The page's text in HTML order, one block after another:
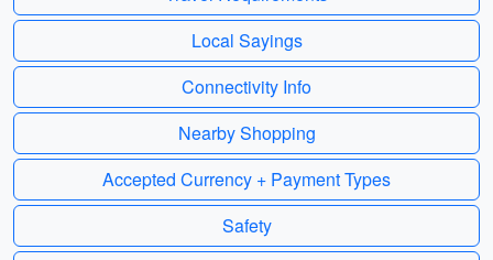
Local Sayings
Connectivity Info
Nearby Shopping
Accepted Currency + Payment Types
Safety